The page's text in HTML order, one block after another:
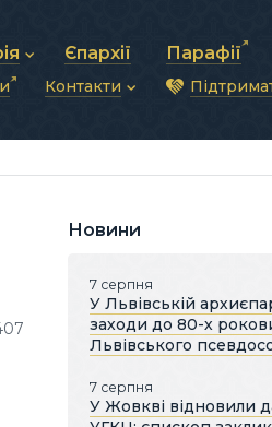
рада
та комунікації
Єпархії Парафії
Контакти
Синоди Єпископів
Патріарша курія
Новини
7 серпня
У Львівській
заходи до 80-х
Львівського
7 серпня
У Жовкві відновили